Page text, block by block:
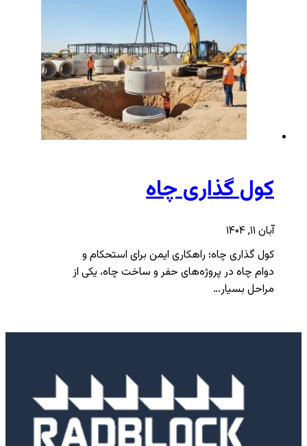
کول گذاری چاه
آبان ۱۱, ۱۴۰۴
کول‌ گذاری چاه؛ راهکاری ایمن برای استحکام و
دوام چاه در پروژه‌های حفر و ساخت چاه، یکی از
مراحل بسیار…